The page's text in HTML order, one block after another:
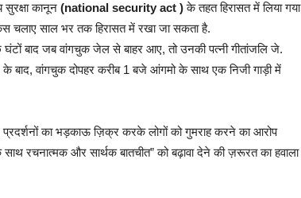
कानून (national security act )के तहत हिरासत में लिया गया
चलाए साल भर तक हिरासत में रखा जा सकता है.
घंटों बाद जब वांगचुक जेल से बाहर आए, तो उनकी पत्नी गीतांजलि जे.
के बाद, वांगचुक दोपहर करीब 1 बजे आंगमो के साथ एक निजी गाड़ी में
प्रदर्शनों का भड़काऊ ज़िक्र करके लोगों को गुमराह करने का आरोप
रचनात्मक और सार्थक बातचीत” को बढ़ावा देने की ज़रूरत का हवाला